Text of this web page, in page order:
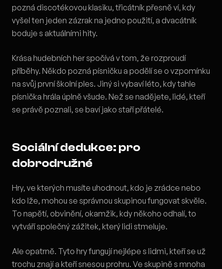
pozná discotékovou klasiku, třicátník přesně ví, kdy
vyšel ten jeden zázrak na jedno použití, a dvacátník
boduje s aktuálními hity.
Krása hudebních her spočívá v tom, že rozproudí
příběhy. Někdo pozná písničku a podělí se o vzpomínku
na svůj první školní ples. Jiný si vybaví léto, kdy tahle
písnička hrála úplně všude. Než se nadějete, lidé, kteří
se právě poznali, se baví jako staří přátelé.
Sociální dedukce: pro
dobrodružné
Hry, ve kterých musíte uhodnout, kdo je zrádce nebo
kdo lže, mohou se správnou skupinou fungovat skvěle.
To napětí, obvinění, okamžik, kdy někoho odhalí, to
vytváří společný zážitek, který lidi stmeluje.
Ale opatrně. Tyto hry fungují nejlépe s lidmi, kteří se už
trochu znají a kteří snesou prohru. Ve skupině s mnoha